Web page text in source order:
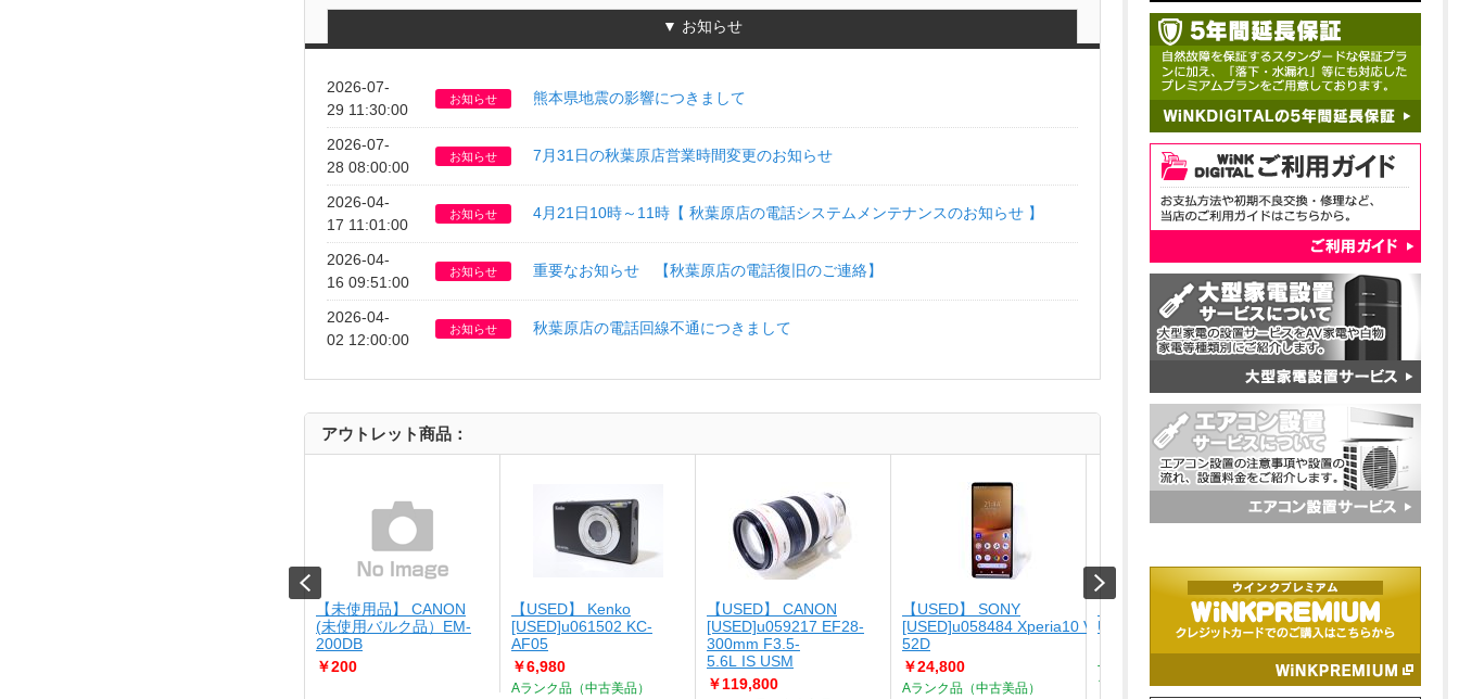
▼ お知らせ
2026-07-
29 11:30:00
お知らせ 熊本県地震の影響につきまして
2026-07-
28 08:00:00
お知らせ 7月31日の秋葉原店営業時間変更のお知らせ
2026-04-
17 11:01:00
お知らせ 4月21日10時～11時【 秋葉原店の電話システムメンテナンスのお知らせ 】
2026-04-
16 09:51:00
お知らせ 重要なお知らせ 【秋葉原店の電話復旧のご連絡】
2026-04-
02 12:00:00
お知らせ 秋葉原店の電話回線不通につきまして
アウトレット商品：
【未使用品】 CANON
(未使用バルク品）EM-
200DB
￥200
【USED】 Kenko
[USED]u061502 KC-
AF05
￥6,980
Aランク品（中古美品）
【USED】 CANON
[USED]u059217 EF28-
300mm F3.5-
5.6L IS USM
￥119,800
【USED】 SONY
[USED]u058484 Xperia10 V SO-
52D
￥24,800
Aランク品（中古美品）
【未使用品】 ナカバヤシ
USA-CHD6BK
￥4,280
Type-C ? HDMIディスプレイ
ア...
【USED】 APPLE
[USED]u059147
￥164,800
Aランク品（中古美品）